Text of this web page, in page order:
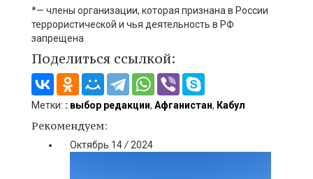
*— члены организации, которая признана в России
террористической и чья деятельность в РФ
запрещена
Поделиться ссылкой:
Метки: : выбор редакции, Афганистан, Кабул
Рекомендуем:
Октябрь 14/ 2024